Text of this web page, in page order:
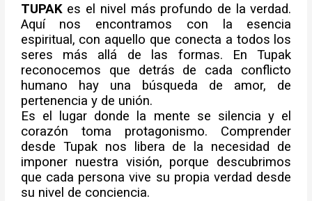
TUPAKes el nivel más profundo de la verdad.
Aquí nos encontramos con la esencia
espiritual, con aquello que conecta a todos los
seres más allá de las formas. En Tupak
reconocemos que detrás de cada conflicto
humano hay una búsqueda de amor, de
pertenencia y de unión.
Es el lugar donde la mente se silencia y el
corazón toma protagonismo. Comprender
desde Tupak nos libera de la necesidad de
imponer nuestra visión, porque descubrimos
que cada persona vive su propia verdad desde
su nivel de conciencia.